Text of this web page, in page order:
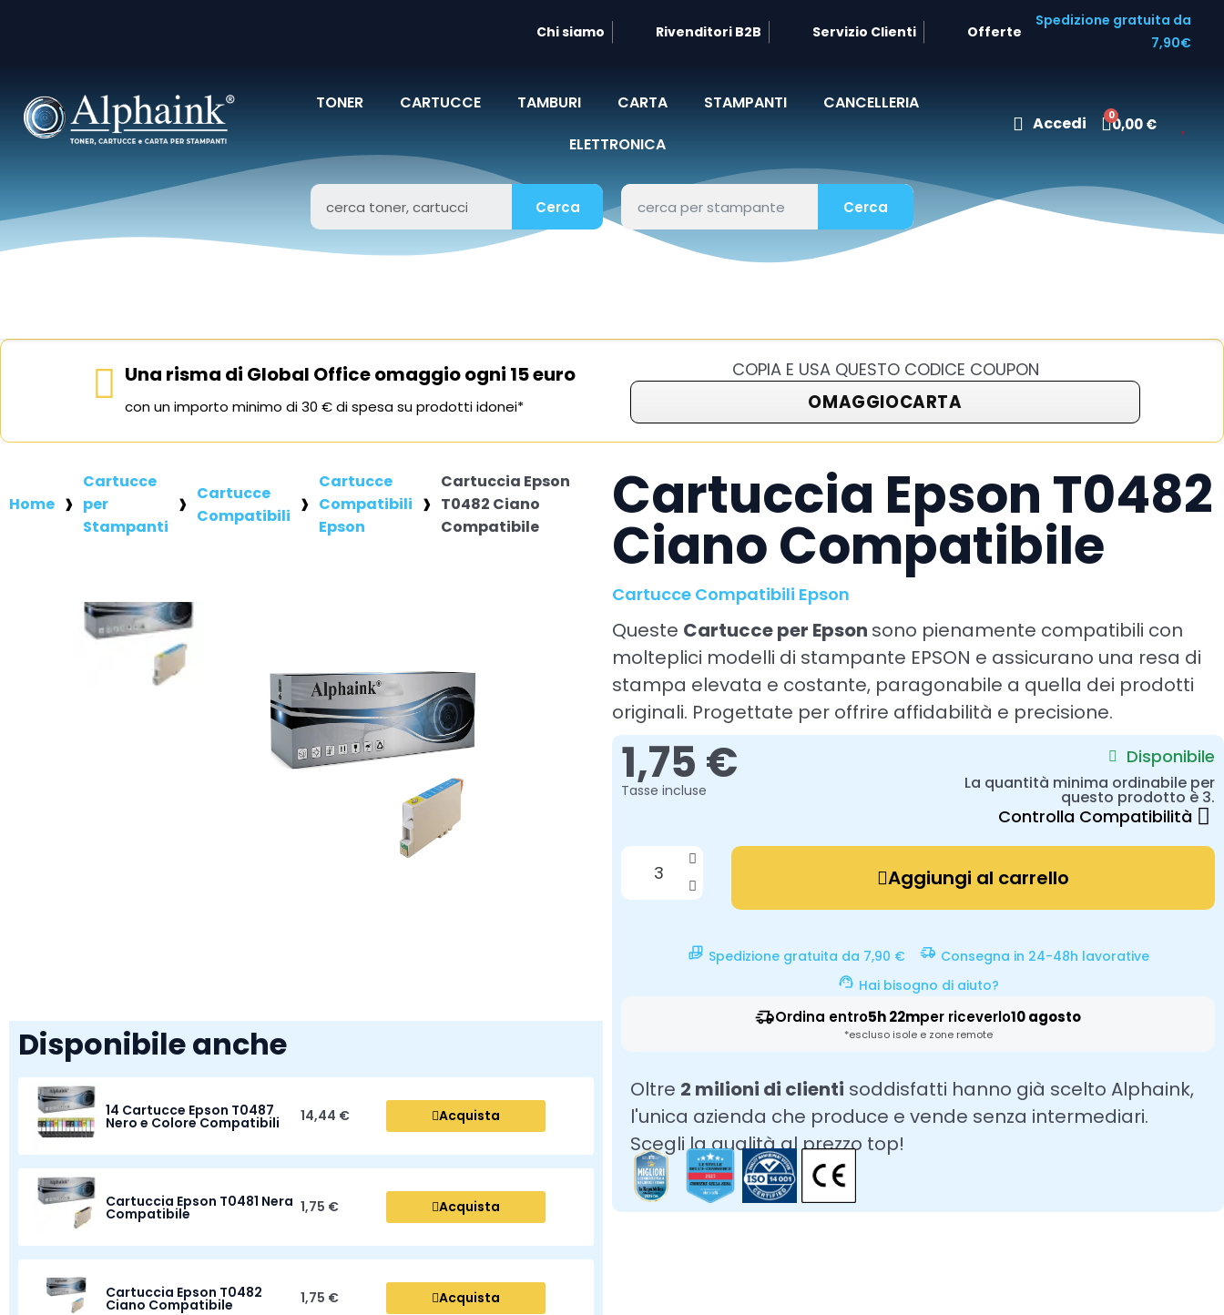
Chi siamo Rivenditori B2B Servizio Clienti Offerte
Spedizione gratuita da
7,90€
TONER CARTUCCE TAMBURI CARTA STAMPANTI
CANCELLERIA
ELETTRONICA
Accedi 0,00 €
Cerca Cerca
Una risma di Global Office omaggio ogni 15 euro
con un importo minimo di 30 € di spesa su prodotti idonei*
COPIA E USA QUESTO CODICE COUPON
OMAGGIOCARTA
Home
Cartucce
per
Stampanti
Cartucce
Compatibili
Cartucce
Compatibili
Epson
Cartuccia Epson
T0482 Ciano
Compatibile
Disponibile anche
14 Cartucce Epson T0487
Nero e Colore Compatibili 14,44 € Acquista
Cartuccia Epson T0481 Nera
Compatibile 1,75 € Acquista
Cartuccia Epson T0482
Ciano Compatibile 1,75 € Acquista
Cartuccia Epson T0482
Ciano Compatibile
Cartucce Compatibili Epson
Queste Cartucce per Epson sono pienamente compatibili con
molteplici modelli di stampante EPSON e assicurano una resa di
stampa elevata e costante, paragonabile a quella dei prodotti
originali. Progettate per offrire affidabilità e precisione.
1,75 €
Tasse incluse
Disponibile
La quantità minima ordinabile per
questo prodotto è 3.
Controlla Compatibilità
Aggiungi al carrello
Spedizione gratuita da 7,90 €
Consegna in 24-48h lavorative
Hai bisogno di aiuto?
Ordina entro5h 22mper riceverlo10 agosto
*escluso isole e zone remote
Oltre 2 milioni di clienti soddisfatti hanno già scelto Alphaink,
l'unica azienda che produce e vende senza intermediari.
Scegli la qualità al prezzo top!